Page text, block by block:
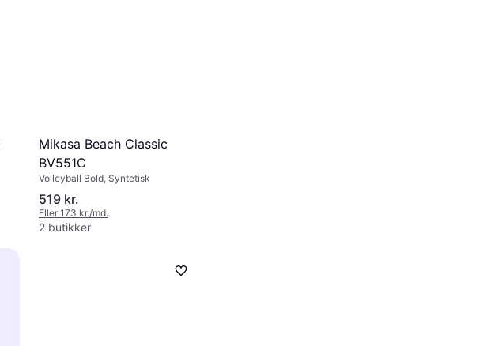
Mikasa Beach Classic
BV551C
Volleyball Bold, Syntetisk
519 kr.
Eller 173 kr./md.
2 butikker